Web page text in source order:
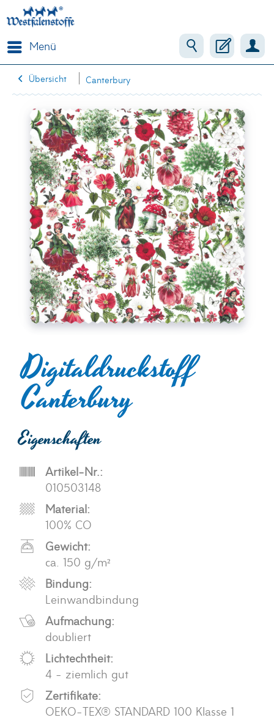
Menü
Übersicht Canterbury
Digitaldruckstoff
Canterbury
Eigenschaften
Artikel-Nr.:
010503148
Material:
100% CO
Gewicht:
ca. 150 g/m²
Bindung:
Leinwandbindung
Aufmachung:
doubliert
Lichtechtheit:
4 - ziemlich gut
Zertifikate:
OEKO-TEX® STANDARD 100 Klasse 1